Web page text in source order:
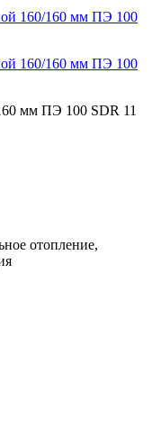
мм ПЭ 100 SDR 11
отопление,